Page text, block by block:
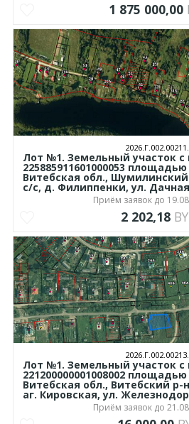
1 875 000,00
Лот №1. Земельный участок
225885911601000053
Витебская обл.,
с/с, д. Филиппенки, ул.
Приём заявок до
2 202,18
Лот №1. Земельный участок
221200000001008002
Витебская обл., Витебский р-
аг. Кировская, ул.
Приём заявок до